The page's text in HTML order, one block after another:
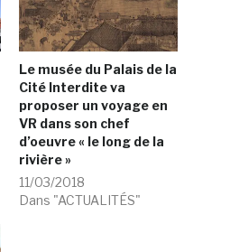
Le musée du Palais de la
Cité Interdite va
proposer un voyage en
VR dans son chef
d’oeuvre « le long de la
rivière »
11/03/2018
Dans "ACTUALITÉS"